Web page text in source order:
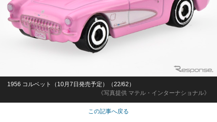
《写真提供 マテル・インターナショナル》
1956 コルベット（10月7日発売予定）（22/62）
この記事へ戻る